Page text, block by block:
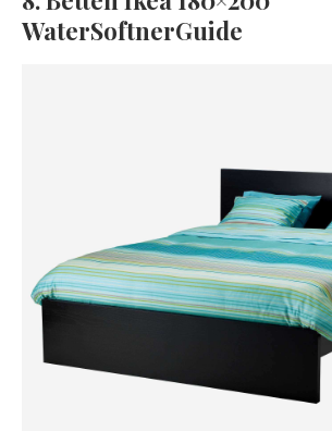
WaterSoftnerGuide